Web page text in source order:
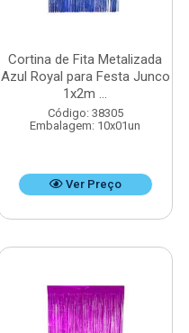
Cortina de Fita Metalizada
Azul Royal para Festa Junco
1x2m ...
Código: 38305
Embalagem: 10x01un
Ver Preço